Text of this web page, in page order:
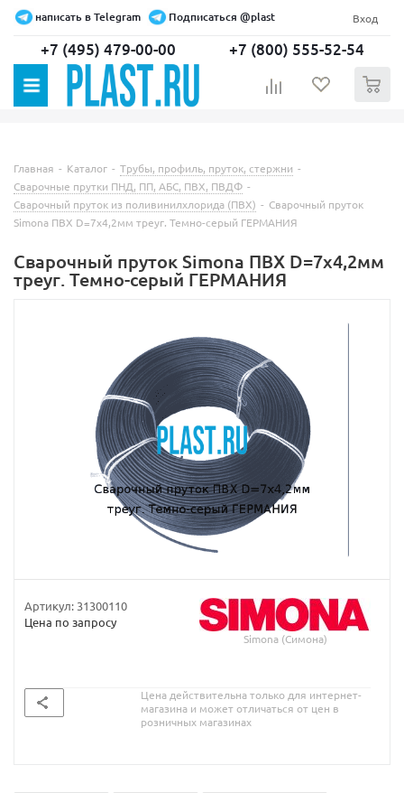
написать в Telegram Подписаться @plast Вход
+7 (495) 479-00-00 +7 (800) 555-52-54
Главная - Каталог - Трубы, профиль, пруток, стержни -
Сварочные прутки ПНД, ПП, АБС, ПВХ, ПВДФ -
Сварочный пруток из поливинилхлорида (ПВХ) - Сварочный пруток
Simona ПВХ D=7х4,2мм треуг. Темно-серый ГЕРМАНИЯ
Сварочный пруток Simona ПВХ D=7х4,2мм
треуг. Темно-серый ГЕРМАНИЯ
Артикул: 31300110
Цена по запросу
Simona (Симона)
Цена действительна только для интернет-
магазина и может отличаться от цен в
розничных магазинах